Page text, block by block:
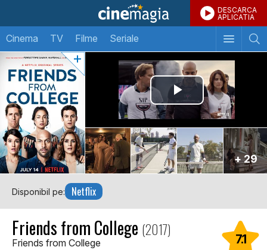
DESCARCA
APLICATIA
Cinema TV Filme Seriale
+ 29
Disponibil pe: Netflix
Friends from College (2017)
Friends from College 7.1